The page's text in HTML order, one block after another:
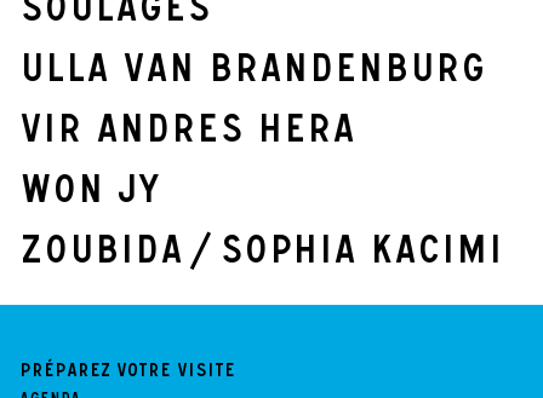
Soulages
Ulla Van Brandenburg
Vir Andres Hera
Won Jy
Zoubida / Sophia Kacimi
Préparez votre visite